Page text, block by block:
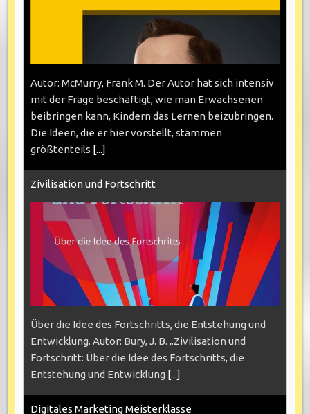
Autor: McMurry, Frank M. Der Autor hat sich intensiv
mit der Frage beschäftigt, wie man Erwachsenen
beibringen kann, Kindern das Lernen beizubringen.
Die Ideen, die er hier vorstellt, stammen
größtenteils [...]
Zivilisation und Fortschritt
Über die Idee des Fortschritts, die Entstehung und
Entwicklung. Autor: Bury, J. B. „Zivilisation und
Fortschritt: Über die Idee des Fortschritts, die
Entstehung und Entwicklung [...]
Digitales Marketing Meisterklasse